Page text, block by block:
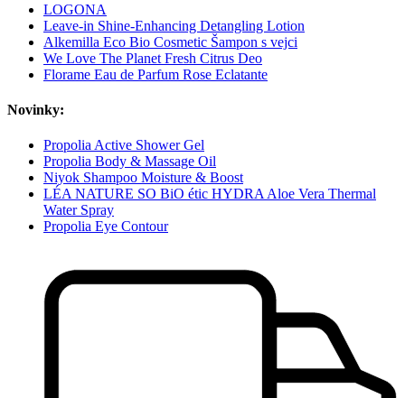
LOGONA
Leave-in Shine-Enhancing Detangling Lotion
Alkemilla Eco Bio Cosmetic Šampon s vejci
We Love The Planet Fresh Citrus Deo
Florame Eau de Parfum Rose Eclatante
Novinky:
Propolia Active Shower Gel
Propolia Body & Massage Oil
Niyok Shampoo Moisture & Boost
LÉA NATURE SO BiO étic HYDRA Aloe Vera Thermal
Water Spray
Propolia Eye Contour